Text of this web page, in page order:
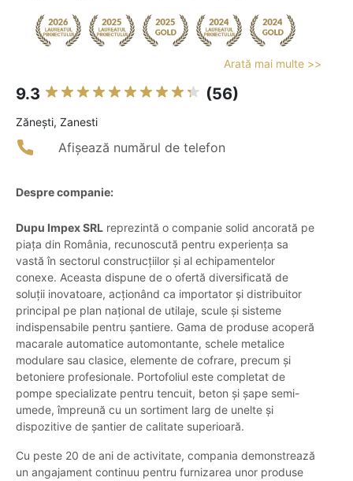
Arată mai multe >>
9.3 (56)
Zăneşti, Zanesti
Afișează numărul de telefon
Despre companie:
Dupu Impex SRL reprezintă o companie solid ancorată pe
piața din România, recunoscută pentru experiența sa
vastă în sectorul construcțiilor și al echipamentelor
conexe. Aceasta dispune de o ofertă diversificată de
soluții inovatoare, acționând ca importator și distribuitor
principal pe plan național de utilaje, scule și sisteme
indispensabile pentru șantiere. Gama de produse acoperă
macarale automatice automontante, schele metalice
modulare sau clasice, elemente de cofrare, precum și
betoniere profesionale. Portofoliul este completat de
pompe specializate pentru tencuit, beton și șape semi-
umede, împreună cu un sortiment larg de unelte și
dispozitive de șantier de calitate superioară.
Cu peste 20 de ani de activitate, compania demonstrează
un angajament continuu pentru furnizarea unor produse